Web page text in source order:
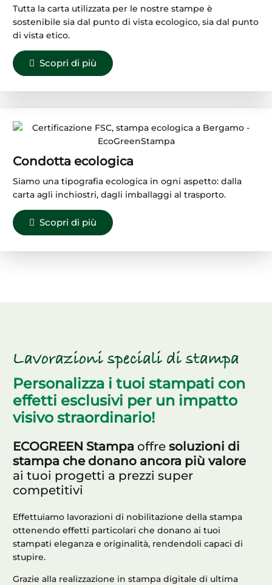
Tutta la carta utilizzata per le nostre stampe è
sostenibile sia dal punto di vista ecologico, sia dal punto
di vista etico.
Scopri di più
Condotta ecologica
Siamo una tipografia ecologica in ogni aspetto: dalla
carta agli inchiostri, dagli imballaggi al trasporto.
Scopri di più
Lavorazioni speciali di stampa
Personalizza i tuoi stampati con
effetti esclusivi per un impatto
visivo straordinario!
ECOGREEN Stampa offre soluzioni di
stampa che donano ancora più valore
ai tuoi progetti a prezzi super
competitivi
Effettuiamo lavorazioni di nobilitazione della stampa
ottenendo effetti particolari che donano ai tuoi
stampati eleganza e originalità, rendendoli capaci di
stupire.
Grazie alla realizzazione in stampa digitale di ultima